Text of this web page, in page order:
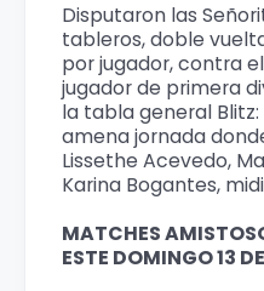
Disputaron las
tableros, doble
por jugador, contra
jugador de primera
la tabla general
amena jornada
Lissethe Acevedo,
Karina Bogantes,
MATCHES
ESTE DOMINGO 13